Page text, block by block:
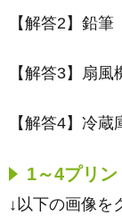
【解答2】鉛筆
【解答3】扇風
【解答4】冷蔵
1～4プリン
↓以下の画像を